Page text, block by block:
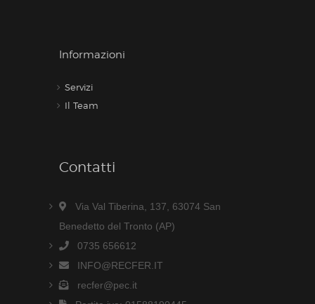
Informazioni
Servizi
Il Team
Contatti
Via Val Tiberina, 137, 63074 San
Benedetto del Tronto (AP)
0735 656612
INFO@RECFER.IT
recfer@pec.it